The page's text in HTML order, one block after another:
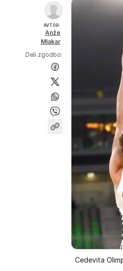
AVTOR:
Anže
Mlakar
Deli zgodbo:
Cedevita